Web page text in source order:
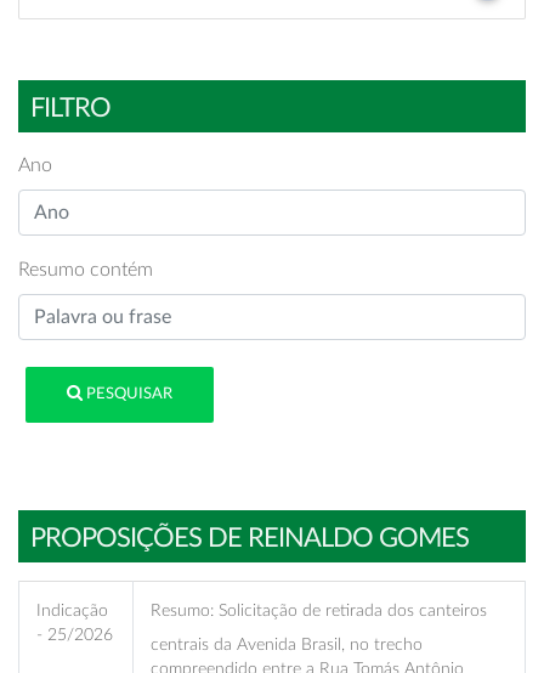
FILTRO
Ano
Resumo contém
PESQUISAR
PROPOSIÇÕES DE REINALDO GOMES
Indicação
- 25/2026
Resumo: Solicitação de retirada dos canteiros
centrais da Avenida Brasil, no trecho
compreendido entre a Rua Tomás Antônio